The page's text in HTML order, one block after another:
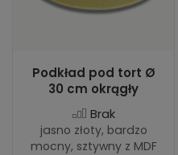
Podkład pod tort Ø
30 cm okrągły
Brak
jasno złoty, bardzo
mocny, sztywny z MDF